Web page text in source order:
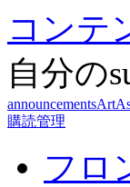
コンテ
自分の
announcementsArt
購読管理
フロ